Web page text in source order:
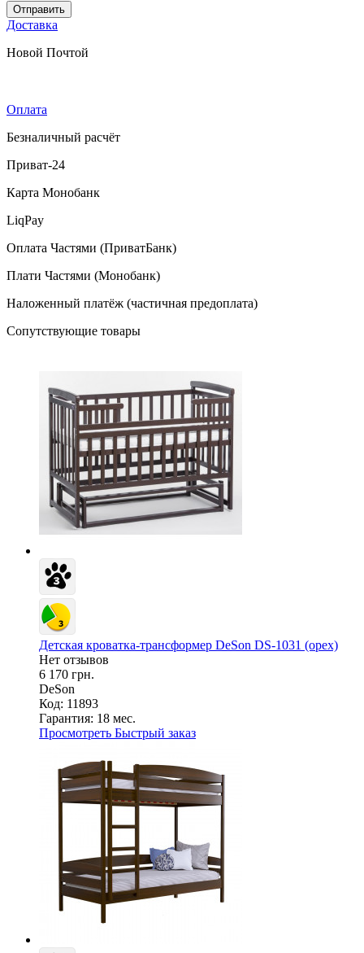
Отправить
Доставка
Новой Почтой
Оплата
Безналичный расчёт
Приват-24
Карта Монобанк
LiqPay
Оплата Частями (ПриватБанк)
Плати Частями (Монобанк)
Наложенный платёж (частичная предоплата)
Сопутствующие товары
Детская кроватка-трансформер DeSon DS-1031 (орех)
Нет отзывов
6 170 грн.
DeSon
Код: 11893
Гарантия: 18 мес.
Просмотреть Быстрый заказ